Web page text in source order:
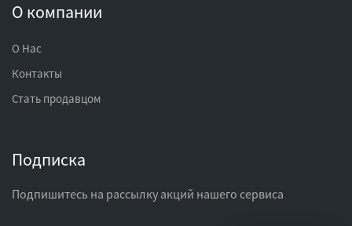
О компании
О Нас
Контакты
Стать продавцом
Подписка
Подпишитесь на рассылку акций нашего сервиса